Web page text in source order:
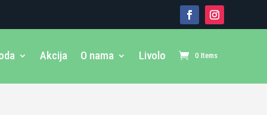
Akcija O nama Livolo 0 Items